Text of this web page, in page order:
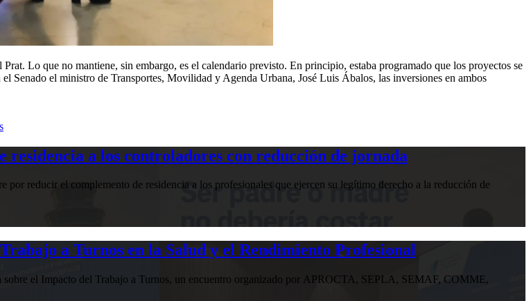
Lo que no mantiene, sin embargo, es el calendario previsto. En principio, estaba programado que los proyectos se
Senado el ministro de Transportes, Movilidad y Agenda Urbana, José Luis Ábalos, las inversiones en ambos
a los controladores con reducción de jornada
reducir el complemento de residencia a los profesionales que ejercen su legítimo derecho a la reducción de
a Turnos en la Salud y el Rendimiento Profesional
sobre el Impacto del Trabajo a Turnos, un encuentro organizado por APROCTA, SEPLA, SEMAF, COMME,